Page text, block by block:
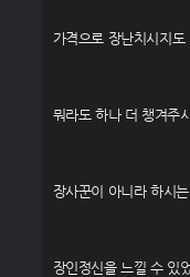
가격으로 장난치시지도
뭐라도 하나 더 챙겨주
장사꾼이 아니라 하시
장인정신을 느낄 수 있